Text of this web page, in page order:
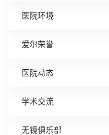
医院环境
爱尔荣誉
医院动态
学术交流
无镜俱乐部